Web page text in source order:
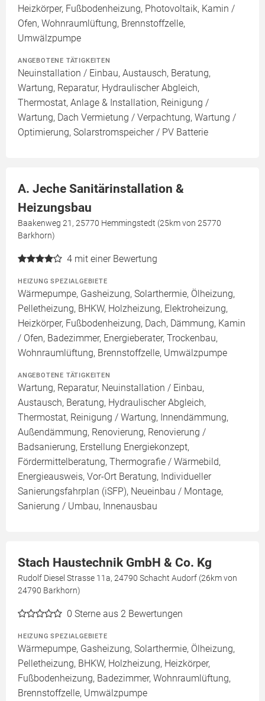
Heizkörper, Fußbodenheizung, Photovoltaik, Kamin /
Ofen, Wohnraumlüftung, Brennstoffzelle,
Umwälzpumpe
ANGEBOTENE TÄTIGKEITEN
Neuinstallation / Einbau, Austausch, Beratung,
Wartung, Reparatur, Hydraulischer Abgleich,
Thermostat, Anlage & Installation, Reinigung /
Wartung, Dach Vermietung / Verpachtung, Wartung /
Optimierung, Solarstromspeicher / PV Batterie
A. Jeche Sanitärinstallation &
Heizungsbau
Baakenweg 21, 25770 Hemmingstedt (25km von 25770
Barkhorn)
4 mit einer Bewertung
HEIZUNG SPEZIALGEBIETE
Wärmepumpe, Gasheizung, Solarthermie, Ölheizung,
Pelletheizung, BHKW, Holzheizung, Elektroheizung,
Heizkörper, Fußbodenheizung, Dach, Dämmung, Kamin
/ Ofen, Badezimmer, Energieberater, Trockenbau,
Wohnraumlüftung, Brennstoffzelle, Umwälzpumpe
ANGEBOTENE TÄTIGKEITEN
Wartung, Reparatur, Neuinstallation / Einbau,
Austausch, Beratung, Hydraulischer Abgleich,
Thermostat, Reinigung / Wartung, Innendämmung,
Außendämmung, Renovierung, Renovierung /
Badsanierung, Erstellung Energiekonzept,
Fördermittelberatung, Thermografie / Wärmebild,
Energieausweis, Vor-Ort Beratung, Individueller
Sanierungsfahrplan (iSFP), Neueinbau / Montage,
Sanierung / Umbau, Innenausbau
Stach Haustechnik GmbH & Co. Kg
Rudolf Diesel Strasse 11a, 24790 Schacht Audorf (26km von
24790 Barkhorn)
0 Sterne aus 2 Bewertungen
HEIZUNG SPEZIALGEBIETE
Wärmepumpe, Gasheizung, Solarthermie, Ölheizung,
Pelletheizung, BHKW, Holzheizung, Heizkörper,
Fußbodenheizung, Badezimmer, Wohnraumlüftung,
Brennstoffzelle, Umwälzpumpe